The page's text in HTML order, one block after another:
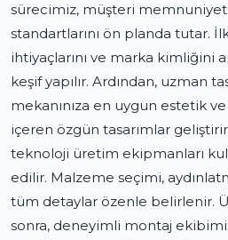
sürecimiz, müşteri
standartlarını ön planda tutar.
ihtiyaçlarını ve marka kimliğini
keşif yapılır. Ardından, uzman
mekanınıza en uygun estetik
içeren özgün tasarımlar
teknoloji üretim ekipmanları
edilir. Malzeme seçimi,
tüm detaylar özenle belirlenir.
sonra, deneyimli montaj